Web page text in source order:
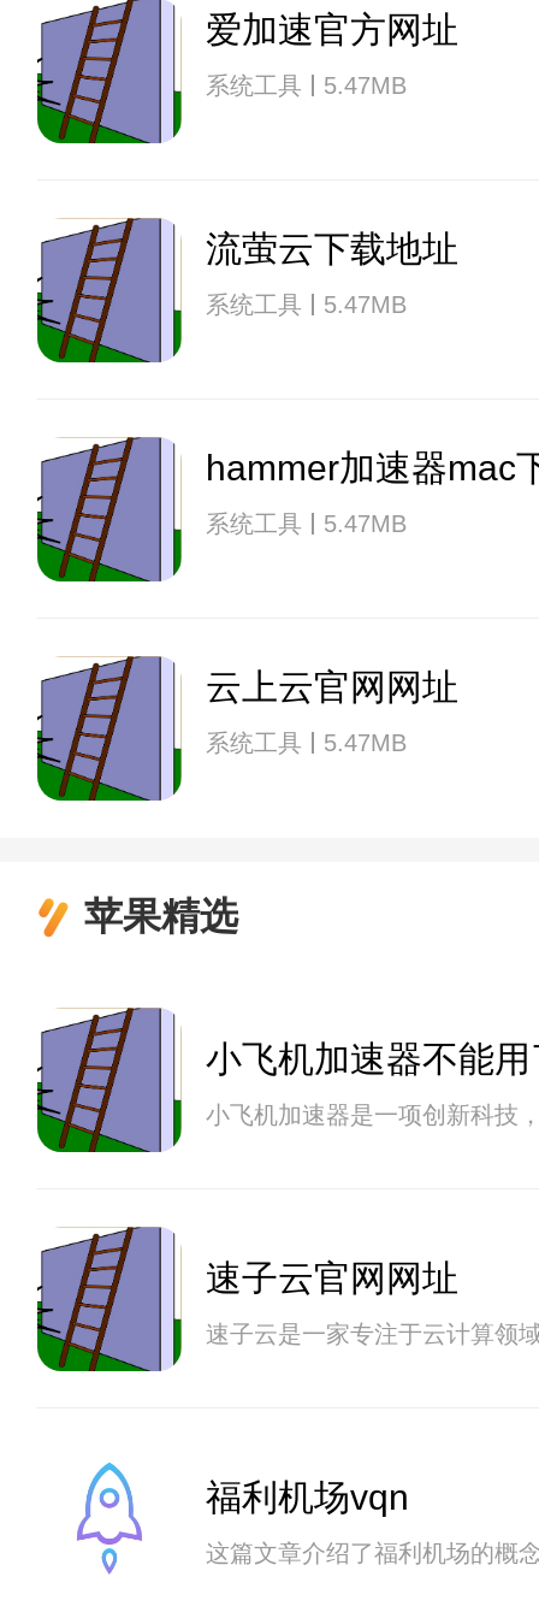
爱加速官方网址
系统工具 5.47MB
流萤云下载地址
系统工具 5.47MB
hammer加速器mac
系统工具 5.47MB
云上云官网网址
系统工具 5.47MB
苹果精选
小飞机加速器不能用
小飞机加速器是一项创新科技
速子云官网网址
速子云是一家专注于云计算领
福利机场vqn
这篇文章介绍了福利机场的概